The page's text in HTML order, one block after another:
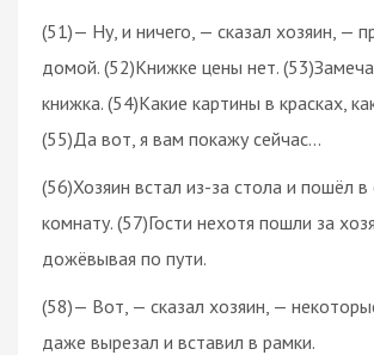
(51)— Ну, и ничего, — сказал хозяин, —
домой. (52)Книжке цены нет.
книжка. (54)Какие картины в красках,
(55)Да вот, я вам покажу сейчас…
(56)Хозяин встал из-за стола и пошёл
комнату. (57)Гости нехотя пошли за
дожёвывая по пути.
(58)— Вот, — сказал хозяин, —
даже вырезал и вставил в рамки.